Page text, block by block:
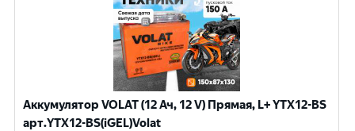
Аккумулятор VOLAT (12 Ач, 12 V) Прямая, L+ YTX12-BS
арт.YTX12-BS(iGEL)Volat